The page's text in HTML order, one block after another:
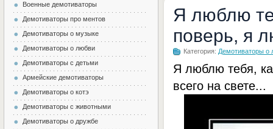
Я люблю
поверь, я
Категория: Демотиваторы о
Я люблю тебя,
всего на свете...
Военные демотиваторы
Демотиваторы про ментов
Демотиваторы о музыке
Демотиваторы о любви
Демотиваторы с детьми
Армейские демотиваторы
Демотиваторы о котэ
Демотиваторы с животными
Демотиваторы о дружбе